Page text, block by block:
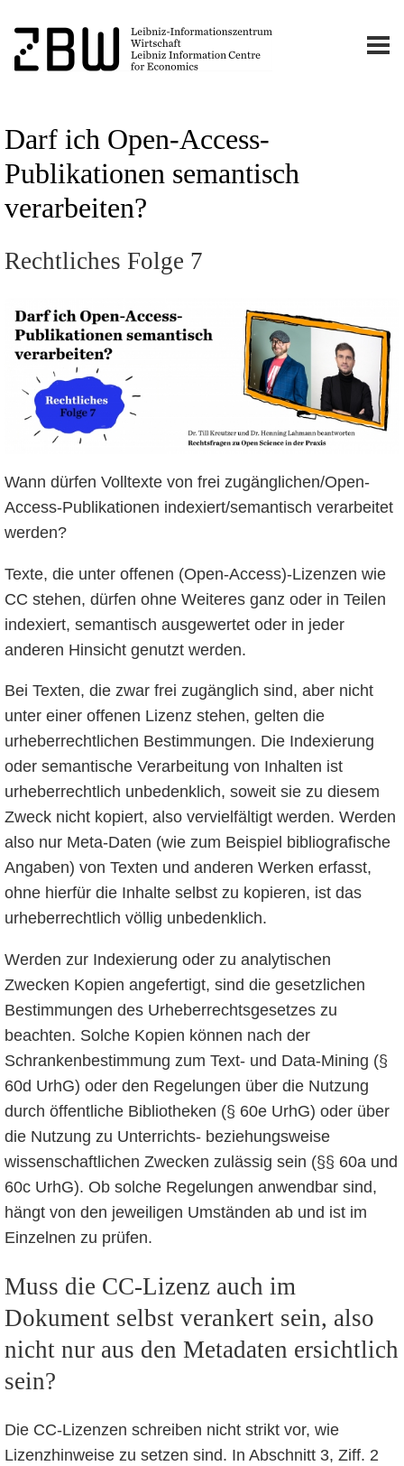
Darf ich Open-Access-
Publikationen semantisch
verarbeiten?
Rechtliches Folge 7
Wann dürfen Volltexte von frei zugänglichen/Open-
Access-Publikationen indexiert/semantisch verarbeitet
werden?
Texte, die unter offenen (Open-Access)-Lizenzen wie
CC stehen, dürfen ohne Weiteres ganz oder in Teilen
indexiert, semantisch ausgewertet oder in jeder
anderen Hinsicht genutzt werden.
Bei Texten, die zwar frei zugänglich sind, aber nicht
unter einer offenen Lizenz stehen, gelten die
urheberrechtlichen Bestimmungen. Die Indexierung
oder semantische Verarbeitung von Inhalten ist
urheberrechtlich unbedenklich, soweit sie zu diesem
Zweck nicht kopiert, also vervielfältigt werden. Werden
also nur Meta-Daten (wie zum Beispiel bibliografische
Angaben) von Texten und anderen Werken erfasst,
ohne hierfür die Inhalte selbst zu kopieren, ist das
urheberrechtlich völlig unbedenklich.
Werden zur Indexierung oder zu analytischen
Zwecken Kopien angefertigt, sind die gesetzlichen
Bestimmungen des Urheberrechtsgesetzes zu
beachten. Solche Kopien können nach der
Schrankenbestimmung zum Text- und Data-Mining (§
60d UrhG) oder den Regelungen über die Nutzung
durch öffentliche Bibliotheken (§ 60e UrhG) oder über
die Nutzung zu Unterrichts- beziehungsweise
wissenschaftlichen Zwecken zulässig sein (§§ 60a und
60c UrhG). Ob solche Regelungen anwendbar sind,
hängt von den jeweiligen Umständen ab und ist im
Einzelnen zu prüfen.
Muss die CC-Lizenz auch im
Dokument selbst verankert sein, also
nicht nur aus den Metadaten ersichtlich
sein?
Die CC-Lizenzen schreiben nicht strikt vor, wie
Lizenzhinweise zu setzen sind. In Abschnitt 3, Ziff. 2